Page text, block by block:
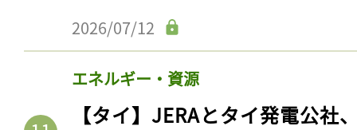
2026/07/12
エネルギー・資源
【タイ】JERAとタイ発電公社